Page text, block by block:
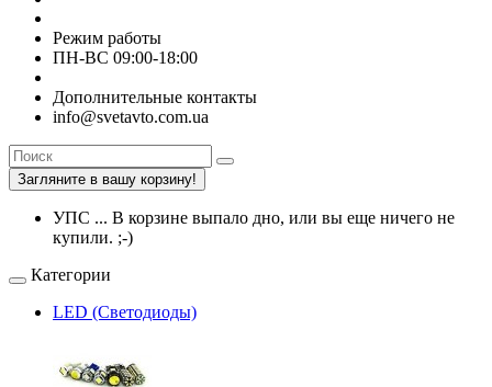
Режим работы
ПН-ВС 09:00-18:00
Дополнительные контакты
info@svetavto.com.ua
Загляните в вашу корзину!
УПС ... В корзине выпало дно, или вы еще ничего не
купили. ;-)
Категории
LED (Светодиоды)